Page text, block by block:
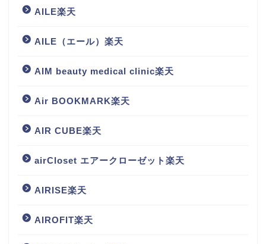
AILE楽天
AILE（エール）楽天
AIM beauty medical clinic楽天
Air BOOKMARK楽天
AIR CUBE楽天
airCloset エアークローゼット楽天
AIRISE楽天
AIROFIT楽天